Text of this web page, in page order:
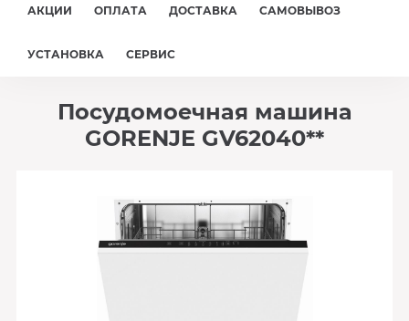
АКЦИИ ОПЛАТА ДОСТАВКА САМОВЫВОЗ
УСТАНОВКА СЕРВИС
Посудомоечная машина
GORENJE GV62040**